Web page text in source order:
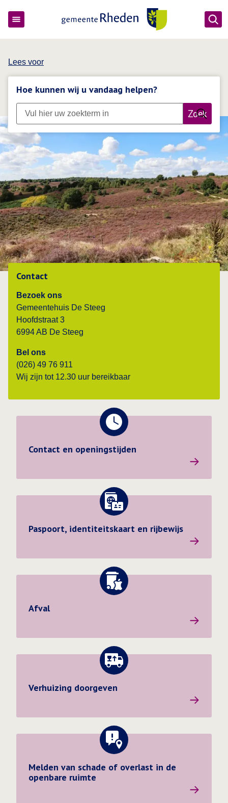
Lees voor
Hoe kunnen wij u vandaag helpen?
Zoek
Contact
Bezoek ons
Gemeentehuis De Steeg
Hoofdstraat 3
6994 AB De Steeg
Bel ons
(026) 49 76 911
Wij zijn tot 12.30 uur bereikbaar
Contact en openingstijden
Contact en openingstijden
Paspoort, identiteitskaart en rijbewijs
Ga naar de pagina: Paspoort, identiteitskaart en
Afval
Verhuizing doorgeven
Ga naar de pagina: Verhuizing doorgeven
Melden van schade of overlast in de
openbare ruimte
Melden van schade of overlast in de openbare ruimte